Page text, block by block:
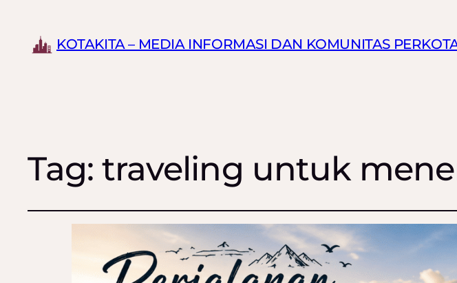
KOTAKITA – MEDIA INFORMASI DAN KOMUNITAS
Tag:traveling untuk